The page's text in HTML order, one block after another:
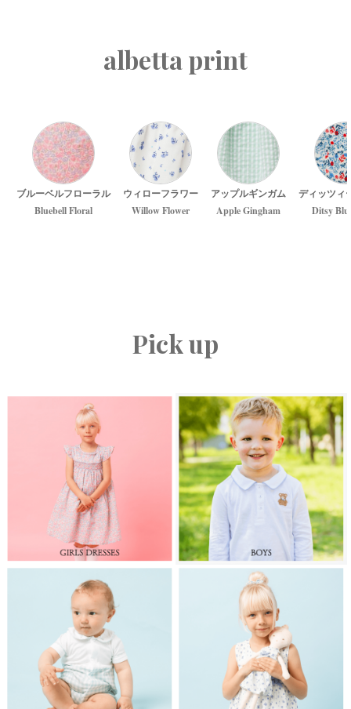
albetta print
ブルーベルフローラル
Bluebell Floral
ウィローフラワー
Willow Flower
アップルギンガム
Apple Gingham
ディッツィ
Ditsy
Pick up